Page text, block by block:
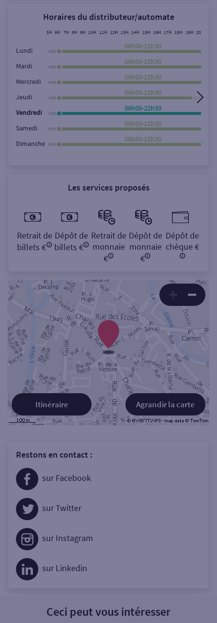
Rue
Rechercher
Horaires du distributeur/automate
5H 6H 7H 8H 9H 10H 11H 12H 13H 14H 15H 16H 17H 18H 19H 20H
Lundi
06h00-22h30
Mardi
06h00-22h30
Mercredi
06h00-22h30
Jeudi
06h00-22h30
Vendredi
06h00-22h30
Samedi
06h00-22h30
Dimanche
06h00-22h30
Les services proposés
Retrait de
billets €
Dépôt de
billets €
Retrait de
monnaie
€
Dépôt de
monnaie
€
Dépôt de
chèque €
Agrandir la carte
Itinéraire
Restons en contact :
sur Facebook
sur Twitter
sur Instagram
sur Linkedin
Ceci peut vous intéresser